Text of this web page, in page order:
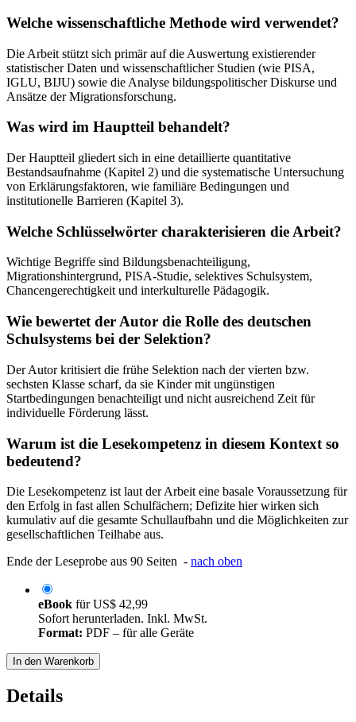
Welche wissenschaftliche Methode wird verwendet?
Die Arbeit stützt sich primär auf die Auswertung existierender
statistischer Daten und wissenschaftlicher Studien (wie PISA,
IGLU, BIJU) sowie die Analyse bildungspolitischer Diskurse und
Ansätze der Migrationsforschung.
Was wird im Hauptteil behandelt?
Der Hauptteil gliedert sich in eine detaillierte quantitative
Bestandsaufnahme (Kapitel 2) und die systematische Untersuchung
von Erklärungsfaktoren, wie familiäre Bedingungen und
institutionelle Barrieren (Kapitel 3).
Welche Schlüsselwörter charakterisieren die Arbeit?
Wichtige Begriffe sind Bildungsbenachteiligung,
Migrationshintergrund, PISA-Studie, selektives Schulsystem,
Chancengerechtigkeit und interkulturelle Pädagogik.
Wie bewertet der Autor die Rolle des deutschen
Schulsystems bei der Selektion?
Der Autor kritisiert die frühe Selektion nach der vierten bzw.
sechsten Klasse scharf, da sie Kinder mit ungünstigen
Startbedingungen benachteiligt und nicht ausreichend Zeit für
individuelle Förderung lässt.
Warum ist die Lesekompetenz in diesem Kontext so
bedeutend?
Die Lesekompetenz ist laut der Arbeit eine basale Voraussetzung für
den Erfolg in fast allen Schulfächern; Defizite hier wirken sich
kumulativ auf die gesamte Schullaufbahn und die Möglichkeiten zur
gesellschaftlichen Teilhabe aus.
Ende der Leseprobe aus 90 Seiten - nach oben
eBook fürUS$ 42,99
Sofort herunterladen. Inkl. MwSt.
Format: PDF – für alle Geräte
In den Warenkorb
Details